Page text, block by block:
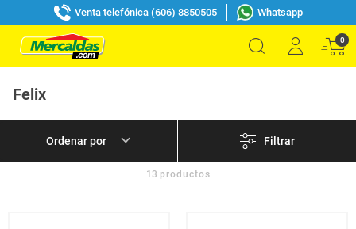
Venta telefónica (606) 8850505 Whatsapp
0
Felix
Filtrar
13 productos